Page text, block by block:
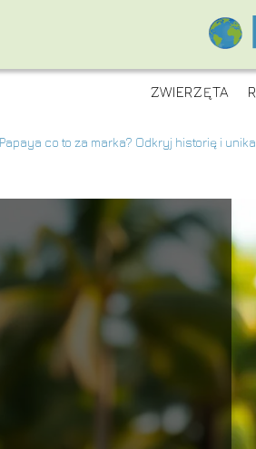
ZWIERZĘTA
Papaya co to za marka? Odkryj historię i